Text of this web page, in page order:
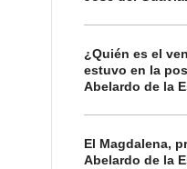
¿Quién es el
estuvo en la
Abelardo de la
El Magdalena,
Abelardo de la